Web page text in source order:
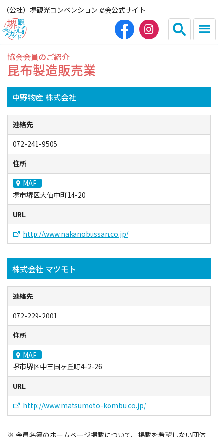
（公社）堺観光コンベンション協会公式サイト
English
繁体中文
HOME（観光サイト）
観光スポット
グルメ
宿泊
イベント情報
ショッピング・お土産
サイクリングさかい
堺観光レンタサイクル
モデルコース
体験プラン・ツアー
特集
協会会員のご紹介
昆布製造販売業
中野物産 株式会社
連絡先
072-241-9505
住所
MAP
堺市堺区大仙中町14-20
URL
http://www.nakanobussan.co.jp/
株式会社 マツモト
連絡先
072-229-2001
住所
MAP
堺市堺区中三国ヶ丘町4-2-26
URL
http://www.matsumoto-kombu.co.jp/
会員名簿のホームページ掲載について、掲載を希望しない団体